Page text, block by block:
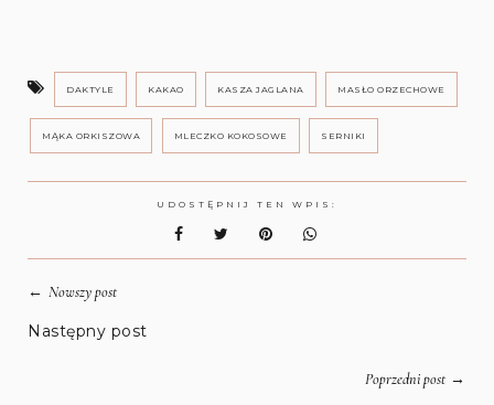
DAKTYLE KAKAO KASZA JAGLANA MASŁO ORZECHOWE
MĄKA ORKISZOWA MLECZKO KOKOSOWE SERNIKI
UDOSTĘPNIJ TEN WPIS:
←Nowszy post
Następny post
Poprzedni post→